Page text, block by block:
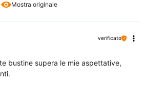
Mostra originale
verificato
bustine supera le mie aspettative,